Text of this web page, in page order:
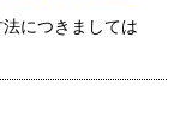
につきましては